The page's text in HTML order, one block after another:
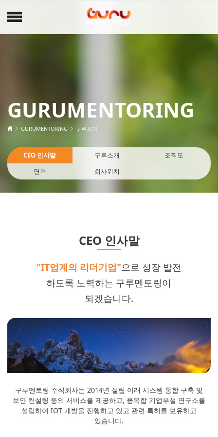
GURUMENTORING
GURUMENTORING 구루소개
CEO 인사말 구루소개
조직도
연혁
회사위치
CEO 인사말
"IT업계의 리더기업"으로 성장 발전
하도록 노력하는 구루멘토링이
되겠습니다.
구루멘토링 주식회사는 2014년 설립 이래 시스템 통합 구축 및
보안 컨설팅 등의 서비스를 제공하고, 융복합 기업부설 연구소를
설립하여 IOT 개발을 진행하고 있고 관련 특허를 보유하고
있습니다.